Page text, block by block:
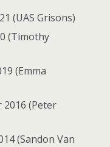
(UAS Grisons)
(Timothy
(Emma
(Peter
(Sandon Van